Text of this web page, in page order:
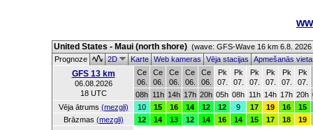
United States - Maui (north shore) (wave: GFS-Wave 16 km 6.8.
Prognoze
2D KarteWeb kamerasVēja stacijasApmešanās
GFS 13 km
06.08.2026
18 UTC
Ce
06.
Ce
06.
Ce
06.
Ce
06.
Ce
06.
Pk
07.
Pk
07.
Pk
07.
Pk
07.
Pk
07.
Pk
07.
08h 11h 14h 17h 20h 05h 08h 11h 14h 17h 20h
Vēja ātrums (mezgli) 10 15 16 14 12 12 9 17 19 16
15
Brāzmas (mezgli) 12 14 13 12 14 16 14 15 17 18
19